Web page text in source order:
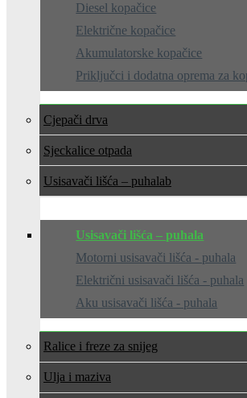
Diesel kopačice
Električne kopačice
Akumulatorske kopačice
Priključci i dodatna oprema za
Cjepači drva
Sjeckalice otpada
Usisavači lišća – puhala
Usisavači lišća – puhala
Motorni usisavači lišća - puhala
Električni usisavači lišća - puhala
Aku usisavači lišća - puhala
Ralice i freze za snijeg
Ulja i maziva